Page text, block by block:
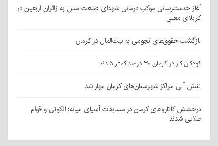
آغاز خدمت‌رسانی موکب درمانی شهدای صنعت مس به زائران اربعین در
کربلای معلی
بازگشت حقوق‌های نجومی به بیت‌المال در کرمان
کودکان کار در کرمان ۳۰ درصد کمتر شدند
تنش آبی مراکز شهرستان‌های کرمان مهار شد
درخشش کاتاروهای کرمان در مسابقات آسیای میانه؛ انکوتی و قوام
طلایی شدند